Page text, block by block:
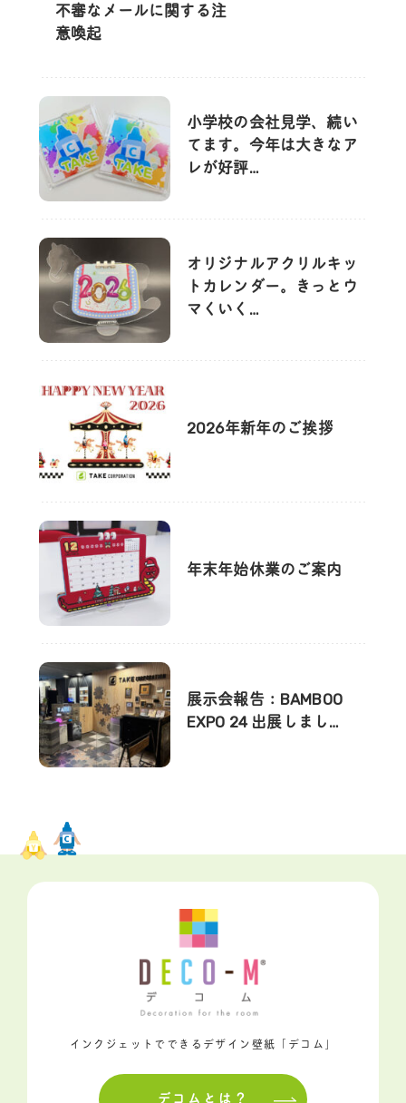
不審なメールに関する注
意喚起
小学校の会社見学、続い
てます。今年は大きなア
レが好評…
オリジナルアクリルキッ
トカレンダー。きっとウ
マくいく…
2026年新年のご挨拶
年末年始休業のご案内
展示会報告：BAMBOO
EXPO 24 出展しまし…
インクジェットでできるデザイン壁紙「デコム」
デコムとは？